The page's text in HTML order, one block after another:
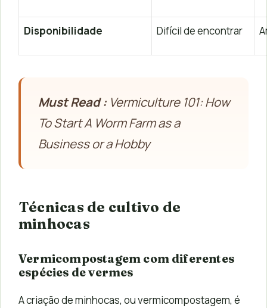
Disponibilidade Difícil de encontrar
Must Read :Vermiculture 101: How
To Start A Worm Farm as a
Business or a Hobby
Técnicas de cultivo de
minhocas
Vermicompostagem com diferentes
espécies de vermes
A criação de minhocas, ou vermicompostagem, é